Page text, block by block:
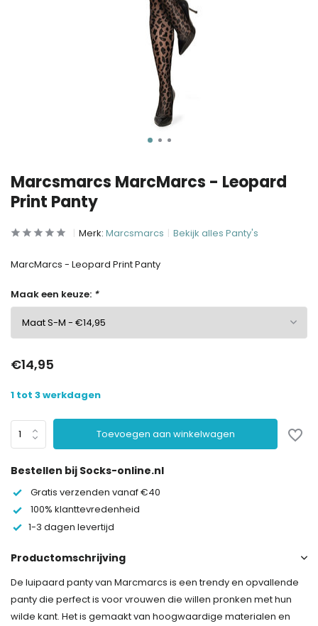
Marcsmarcs MarcMarcs - Leopard
Print Panty
Merk: Marcsmarcs Bekijk alles Panty's
MarcMarcs - Leopard Print Panty
Maak een keuze: *
€14,95
1 tot 3 werkdagen
Toevoegen aan winkelwagen
Bestellen bij Socks-online.nl
Gratis verzenden vanaf €40
100% klanttevredenheid
1-3 dagen levertijd
Productomschrijving
De luipaard panty van Marcmarcs is een trendy en opvallende
panty die perfect is voor vrouwen die willen pronken met hun
wilde kant. Het is gemaakt van hoogwaardige materialen en